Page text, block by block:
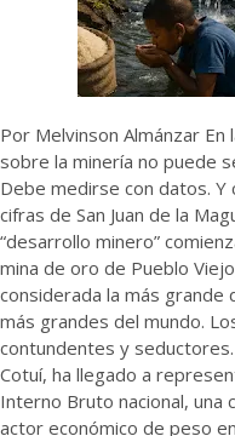
Por Melvinson Almánzar En
sobre la minería no puede
Debe medirse con datos. Y
cifras de San Juan de la
“desarrollo minero”
mina de oro de Pueblo
considerada la más grande
más grandes del mundo.
contundentes y
Cotuí, ha llegado a
Interno Bruto nacional, una
actor económico de peso